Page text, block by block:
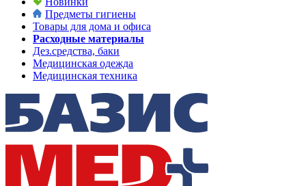
Предметы гигиены
Товары для дома и офиса
Расходные материалы
Дез.средства, баки
Медицинская одежда
Медицинская техника